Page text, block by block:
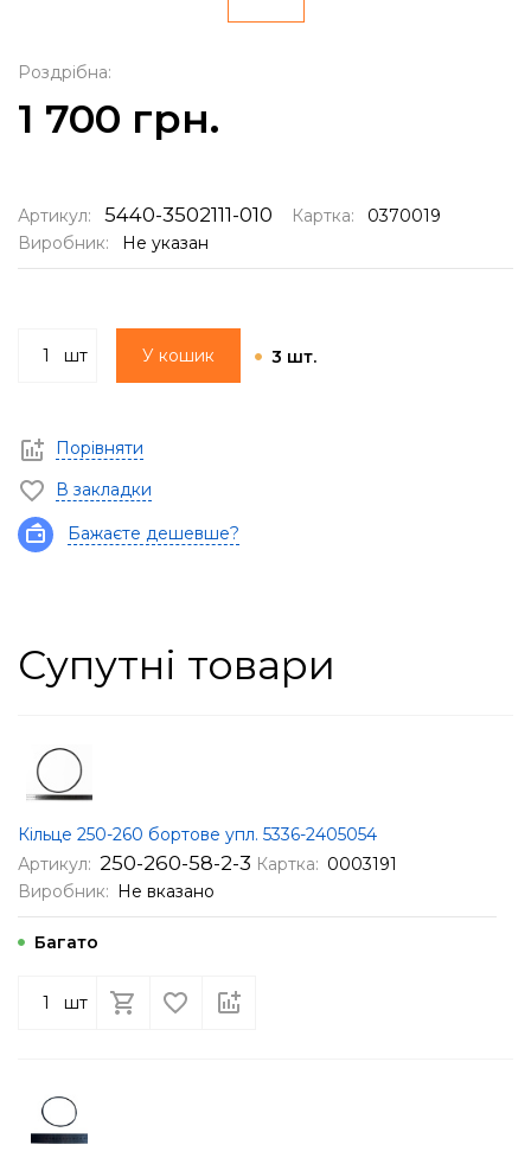
Роздрібна:
1 700 грн.
Артикул: 5440-3502111-010 Картка:
0370019
Виробник:
Не указан
шт У кошик 3 шт.
Порівняти
В закладки
Бажаєте дешевше?
Супутні товари
Кільце 250-260 бортове упл. 5336-2405054
Артикул: 250-260-58-2-3 Картка: 0003191
Виробник: Не вказано
Багато
шт